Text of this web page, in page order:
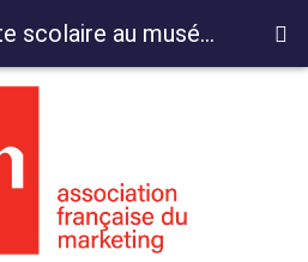
12109 La visite scolaire au musée d'art: approche interprétative de l'expérience des enfants de 8 à 12 ans